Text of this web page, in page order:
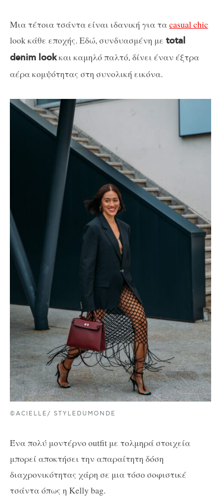
Μια τέτοια τσάντα είναι ιδανική για ταcasual chic
look κάθε εποχής. Εδώ, συνδυασμένη με total
denim lookκαι καμηλό παλτό, δίνει έναν έξτρα
αέρα κομψότητας στη συνολική εικόνα.
©ACIELLE/ STYLEDUMONDE
Ένα πολύ μοντέρνο outfit με τολμηρά στοιχεία
μπορεί αποκτήσει την απαραίτητη δόση
διαχρονικότητας χάρη σε μια τόσο σοφιστικέ
τσάντα όπως η Κelly bag.